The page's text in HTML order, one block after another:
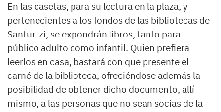
En las casetas, para su lectura en la plaza, y
pertenecientes a los fondos de las bibliotecas de
Santurtzi, se expondrán libros, tanto para
público adulto como infantil. Quien prefiera
leerlos en casa, bastará con que presente el
carné de la biblioteca, ofreciéndose además la
posibilidad de obtener dicho documento, allí
mismo, a las personas que no sean socias de la